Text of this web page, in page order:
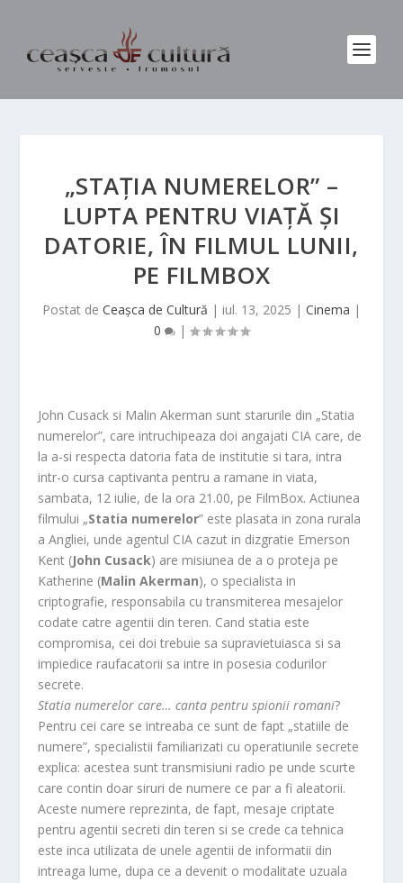
„STAȚIA NUMERELOR” –
LUPTA PENTRU VIAȚĂ ȘI
DATORIE, ÎN FILMUL LUNII,
PE FILMBOX
Postat de Ceașca de Cultură | iul. 13, 2025 | Cinema |
0
|
John Cusack si Malin Akerman sunt starurile din „Statia
numerelor”, care intruchipeaza doi angajati CIA care, de
la a-si respecta datoria fata de institutie si tara, intra
intr-o cursa captivanta pentru a ramane in viata,
sambata, 12 iulie, de la ora 21.00, pe FilmBox. Actiunea
filmului „Statia numerelor” este plasata in zona rurala
a Angliei, unde agentul CIA cazut in dizgratie Emerson
Kent (John Cusack) are misiunea de a o proteja pe
Katherine (Malin Akerman), o specialista in
criptografie, responsabila cu transmiterea mesajelor
codate catre agentii din teren. Cand statia este
compromisa, cei doi trebuie sa supravietuiasca si sa
impiedice raufacatorii sa intre in posesia codurilor
secrete.
Statia numerelor care… canta pentru spionii romani?
Pentru cei care se intreaba ce sunt de fapt „statiile de
numere”, specialistii familiarizati cu operatiunile secrete
explica: acestea sunt transmisiuni radio pe unde scurte
care contin doar siruri de numere ce par a fi aleatorii.
Aceste numere reprezinta, de fapt, mesaje criptate
pentru agentii secreti din teren si se crede ca tehnica
este inca utilizata de unele agentii de informatii din
intreaga lume, dupa ce a devenit o modalitate uzuala